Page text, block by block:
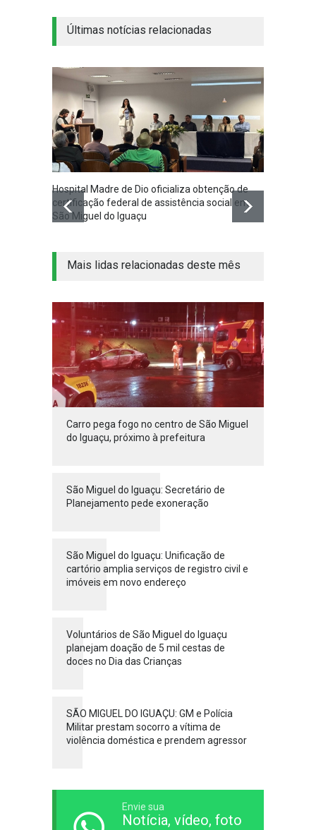
Últimas notícias relacionadas
Hospital Madre de Dio oficializa obtenção de
certificação federal de assistência social em
São Miguel do Iguaçu
Mais lidas relacionadas deste mês
Carro pega fogo no centro de São Miguel
do Iguaçu, próximo à prefeitura
São Miguel do Iguaçu: Secretário de
Planejamento pede exoneração
São Miguel do Iguaçu: Unificação de
cartório amplia serviços de registro civil e
imóveis em novo endereço
Voluntários de São Miguel do Iguaçu
planejam doação de 5 mil cestas de
doces no Dia das Crianças
SÃO MIGUEL DO IGUAÇU: GM e Polícia
Militar prestam socorro a vítima de
violência doméstica e prendem agressor
Envie sua
Notícia, vídeo, foto